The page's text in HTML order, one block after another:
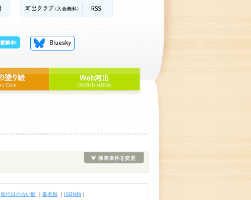
発行日の古い順 ｜ 書名順 ｜ ISBN順 ｜